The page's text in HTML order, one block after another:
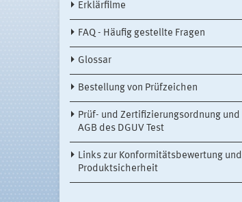
Erklärfilme
FAQ - Häufig gestellte Fragen
Glossar
Bestellung von Prüfzeichen
Prüf- und Zertifizierungsordnung und
AGB des DGUV Test
Links zur Konformitätsbewertung und
Produktsicherheit